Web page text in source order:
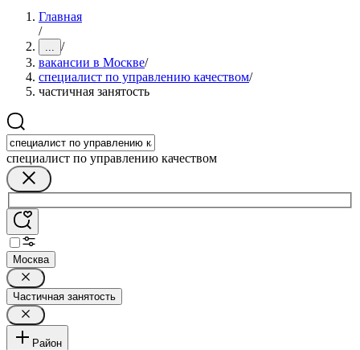
Главная
/
... /
вакансии в Москве/
специалист по управлению качеством/
частичная занятость
специалист по управлению качеством
Москва
Частичная занятость
Район